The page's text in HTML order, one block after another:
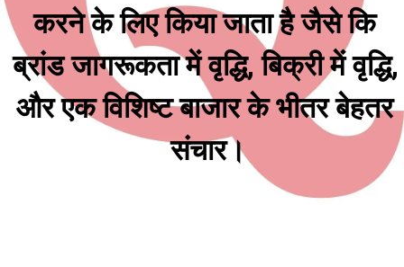
करने के लिए किया जाता है जैसे कि
ब्रांड जागरूकता में वृद्धि, बिक्री में वृद्धि,
और एक विशिष्ट बाजार के भीतर बेहतर
संचार।